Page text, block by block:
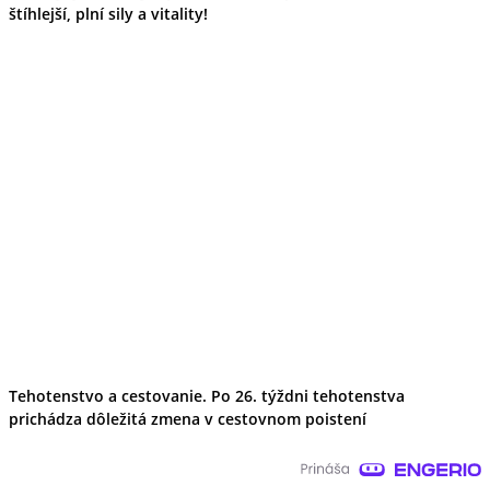
štíhlejší, plní sily a vitality!
Tehotenstvo a cestovanie. Po 26. týždni tehotenstva
prichádza dôležitá zmena v cestovnom poistení